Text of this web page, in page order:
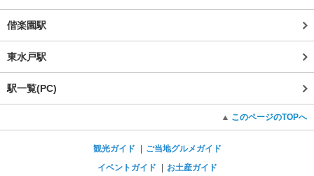
偕楽園駅
東水戸駅
駅一覧(PC)
このページのTOPへ
観光ガイド
ご当地グルメガイド
イベントガイド
お土産ガイド